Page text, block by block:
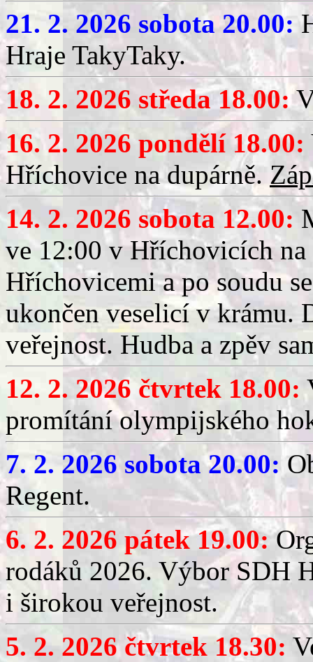
21. 2. 2026 sobota 20.00:
Hraje TakyTaky.
18. 2. 2026 středa 18.00:
16. 2. 2026 pondělí 18.00:
Hříchovice na dupárně.
14. 2. 2026 sobota 12.00:
ve 12:00 v Hříchovicích
Hříchovicemi a po soudu
ukončen veselicí v krámu.
veřejnost. Hudba a zpěv
12. 2. 2026 čtvrtek 18.00:
promítání olympijského
7. 2. 2026 sobota 20.00:
Regent.
6. 2. 2026 pátek 19.00:
rodáků 2026. Výbor SDH
i širokou veřejnost.
5. 2. 2026 čtvrtek 18.30: